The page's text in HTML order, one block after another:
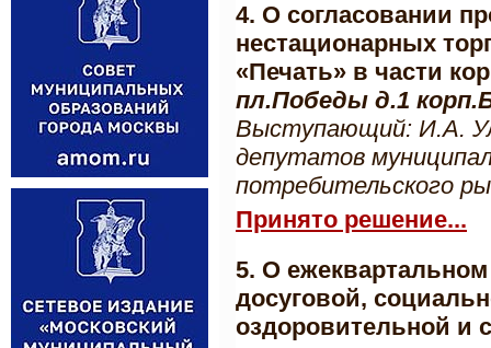
4. О согласовании
нестационарных
«Печать» в части
пл.Победы д.1
Выступающий: И.А.
депутатов
потребительского
Принято решение...
5. О
досуговой,
оздоровительной и